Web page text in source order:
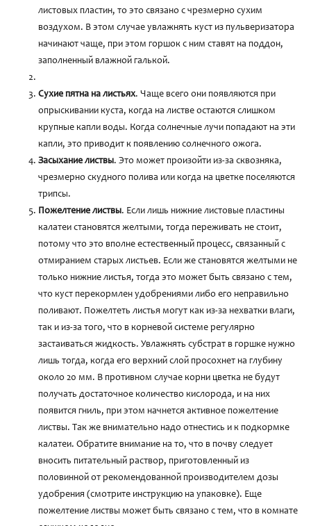
листовых пластин, то это связано с чрезмерно сухим
воздухом. В этом случае увлажнять куст из пульверизатора
начинают чаще, при этом горшок с ним ставят на поддон,
заполненный влажной галькой.
Сухие пятна на листьях. Чаще всего они появляются при
опрыскивании куста, когда на листве остаются слишком
крупные капли воды. Когда солнечные лучи попадают на эти
капли, это приводит к появлению солнечного ожога.
Засыхание листвы. Это может произойти из-за сквозняка,
чрезмерно скудного полива или когда на цветке поселяются
трипсы.
Пожелтение листвы. Если лишь нижние листовые пластины
калатеи становятся желтыми, тогда переживать не стоит,
потому что это вполне естественный процесс, связанный с
отмиранием старых листьев. Если же становятся желтыми не
только нижние листья, тогда это может быть связано с тем,
что куст перекормлен удобрениями либо его неправильно
поливают. Пожелтеть листья могут как из-за нехватки влаги,
так и из-за того, что в корневой системе регулярно
застаиваться жидкость. Увлажнять субстрат в горшке нужно
лишь тогда, когда его верхний слой просохнет на глубину
около 20 мм. В противном случае корни цветка не будут
получать достаточное количество кислорода, и на них
появится гниль, при этом начнется активное пожелтение
листвы. Так же внимательно надо отнестись и к подкормке
калатеи. Обратите внимание на то, что в почву следует
вносить питательный раствор, приготовленный из
половинной от рекомендованной производителем дозы
удобрения (смотрите инструкцию на упаковке). Еще
пожелтение листвы может быть связано с тем, что в комнате